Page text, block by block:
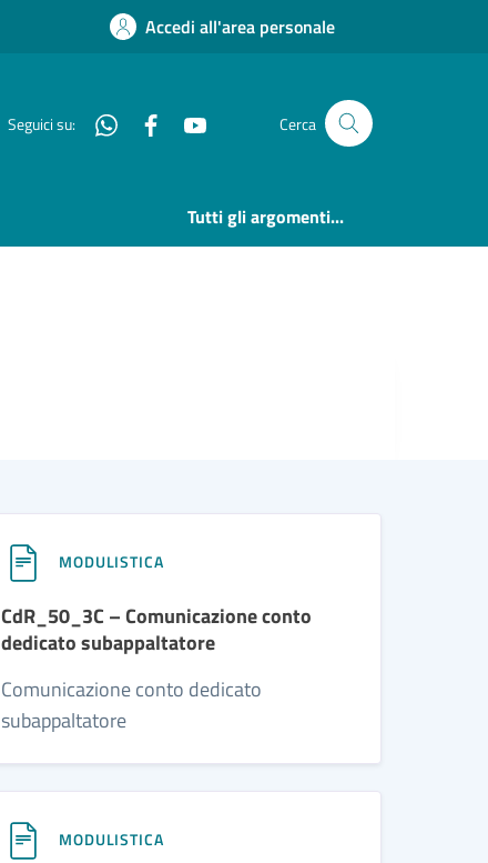
Accedi all'area personale
Seguici su: WhatsappFacebook Cerca
Tutti gli argomenti...
MODULISTICA
CdR_50_3C – Comunicazione conto
dedicato subappaltatore
Comunicazione conto dedicato
subappaltatore
MODULISTICA